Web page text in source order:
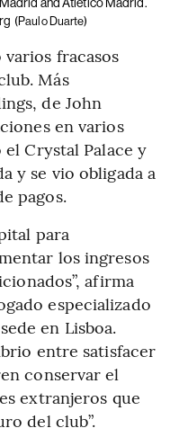
and Atletico Madrid.
(Paulo Duarte)
fracasos
Más
de John
en varios
Crystal Palace y
y se vio obligada a
pagos.
para
los ingresos
afirma
especializado
en Lisboa.
entre satisfacer
conservar el
extranjeros que
del club”.